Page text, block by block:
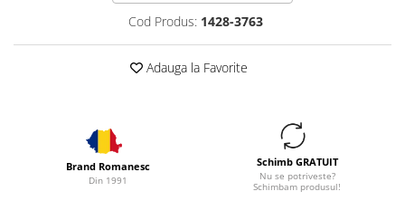
Cod Produs: 1428-3763
Adauga la Favorite
Brand Romanesc
Din 1991
Schimb GRATUIT
Nu se potriveste?
Schimbam produsul!